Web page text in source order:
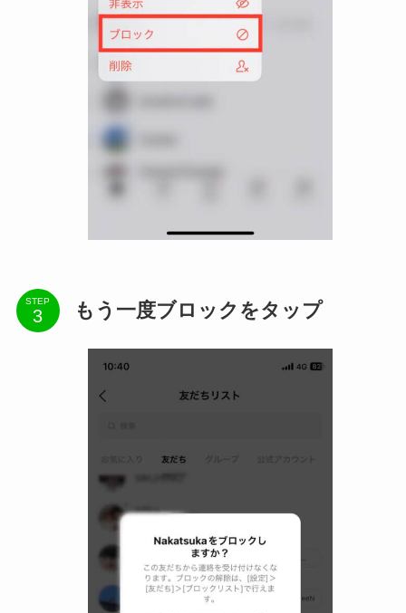
STEP もう一度ブロックをタップ